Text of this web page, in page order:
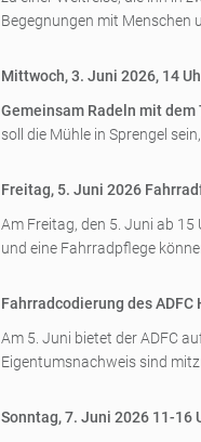
Begegnungen mit Menschen
Mittwoch, 3. Juni 2026, 14
Gemeinsam Radeln mit dem
soll die Mühle in Sprengel
Freitag, 5. Juni 2026
Am Freitag, den 5. Juni ab
und eine Fahrradpflege
Fahrradcodierung des ADFC
Am 5. Juni bietet der ADFC
Eigentumsnachweis sind
Sonntag, 7. Juni 2026 11-16